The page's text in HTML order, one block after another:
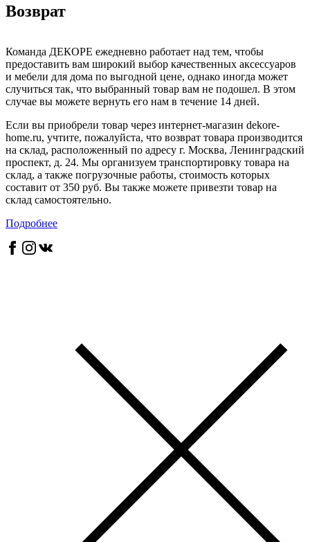
Возврат
Команда ДЕКОРЕ ежедневно работает над тем, чтобы
предоставить вам широкий выбор качественных аксессуаров
и мебели для дома по выгодной цене, однако иногда может
случиться так, что выбранный товар вам не подошел. В этом
случае вы можете вернуть его нам в течение 14 дней.
Если вы приобрели товар через интернет-магазин dekore-
home.ru, учтите, пожалуйста, что возврат товара производится
на склад, расположенный по адресу г. Москва, Ленинградский
проспект, д. 24. Мы организуем транспортировку товара на
склад, а также погрузочные работы, стоимость которых
составит от 350 руб. Вы также можете привезти товар на
склад самостоятельно.
Подробнее